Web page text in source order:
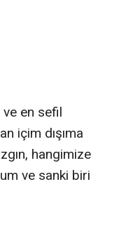
ve en sefil
içim dışıma
hangimize
ve sanki biri